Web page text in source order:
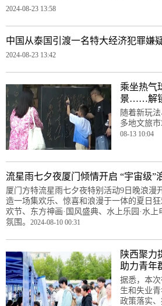
2024-08-23 13:58
中国从泰国引渡一名特大经济犯罪嫌
2024-08-23 13:42
乘坐热气
景……解锁
随着新玩
多地文旅市
08-13 10:04
流星雨七夕夜厦门倾情开启 “宇宙级”
厦门方特流星雨七夕夜特别活动9日晚浪漫
造一场集欢乐、惊喜和浪漫于一体的夏日
欢节、东方神画·国风盛典、水上乐园·水
氛围。 2024-08-10 00:31
陕西聚力
助力青年
据悉，本
生和失业
政策落实